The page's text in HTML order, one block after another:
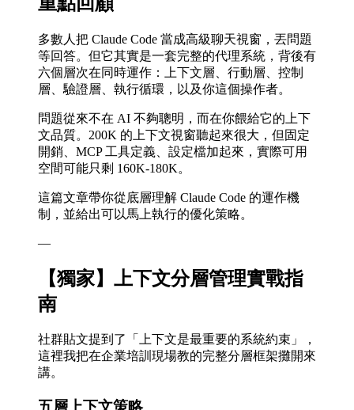
多數人把 Claude Code 當成高級聊天視窗，丟問題
等回答。但它其實是一套完整的代理系統，背後有
六個層次在同時運作：上下文層、行動層、控制
層、驗證層、執行循環，以及你這個操作者。
問題從來不在 AI 不夠聰明，而在你餵給它的上下
文品質。200K 的上下文視窗聽起來很大，但固定
開銷、MCP 工具定義、設定檔加起來，實際可用
空間可能只剩 160K-180K。
這篇文章帶你從底層理解 Claude Code 的運作機
制，並給出可以馬上執行的優化策略。
—
【獨家】上下文分層管理實戰指
南
社群貼文提到了「上下文是最重要的系統約束」，
這裡我把在企業培訓現場教的完整分層框架攤開來
講。
五層上下文策略